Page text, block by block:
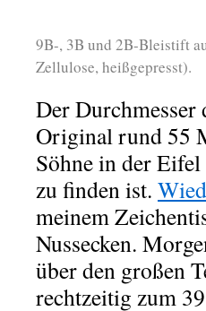
9B-, 3B und 2B-Bleistift
Zellulose, heißgepresst).
Der
Original rund 55
Söhne in der Eifel
zu finden ist.
meinem
Nussecken.
über den großen
rechtzeitig zum